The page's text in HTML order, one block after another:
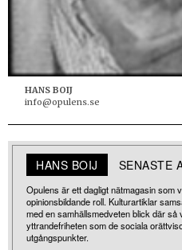
HANS BOIJ
info@opulens.se
HANS BOIJ SENASTE
Opulens är ett dagligt nätmagasin som
opinionsbildande roll. Kulturartiklar
med en samhällsmedveten blick där
yttrandefriheten som de sociala
utgångspunkter.